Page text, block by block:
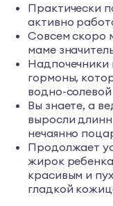
Практически
активно
Совсем скоро
маме
гормоны,
водно-
Вы знаете, а
выросли
нечаянно
Продолжает
жирок
красивым и
гладкой